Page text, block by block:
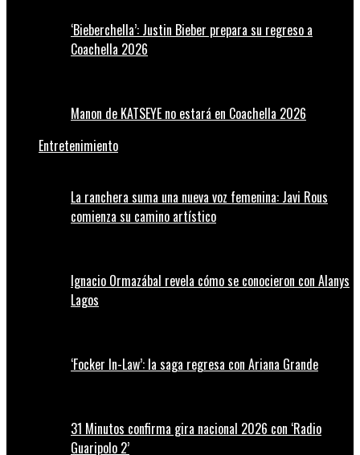
‘Bieberchella’: Justin Bieber prepara su regreso a
Coachella 2026
Manon de KATSEYE no estará en Coachella 2026
Entretenimiento
La ranchera suma una nueva voz femenina: Javi Rous
comienza su camino artístico
Ignacio Ormazábal revela cómo se conocieron con Alanys
Lagos
‘Focker In-Law’: la saga regresa con Ariana Grande
31 Minutos confirma gira nacional 2026 con ‘Radio
Guaripolo 2’